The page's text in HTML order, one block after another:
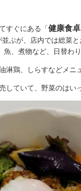
すぐにある「健康食
並ぶが、店内では総菜
、煮物など、日替わり
淋鶏、しらすなどメニ
していて、野菜のはい